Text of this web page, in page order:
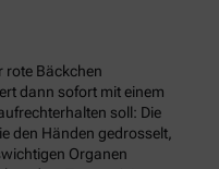
rote Bäckchen
dann sofort mit einem
soll: Die
den Händen gedrosselt,
Organen